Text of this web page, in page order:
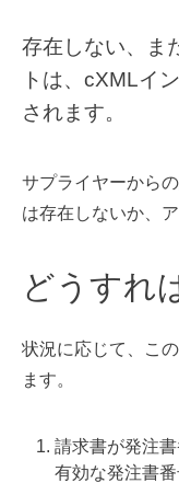
存在しない、ま
トは、cXMLイ
されます。
サプライヤーから
は存在しないか、
どうすれ
状況に応じて、こ
ます。
請求書が発注
有効な発注書